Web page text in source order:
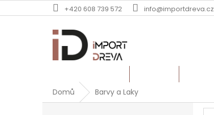
na
+420 608 739 572 info@importdreva.cz
Domů Barvy a Laky